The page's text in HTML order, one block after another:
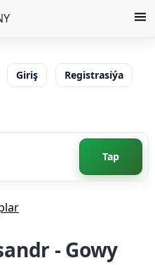
Giriş Registrasiýa
Tap
- Gowy